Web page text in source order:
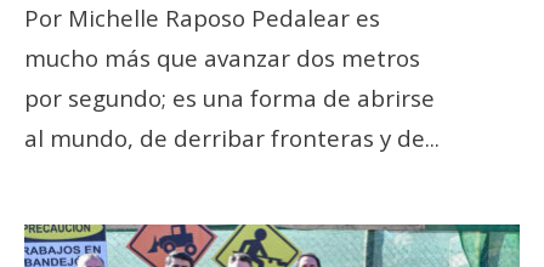
Por Michelle Raposo Pedalear es
mucho más que avanzar dos metros
por segundo; es una forma de abrirse
al mundo, de derribar fronteras y de...